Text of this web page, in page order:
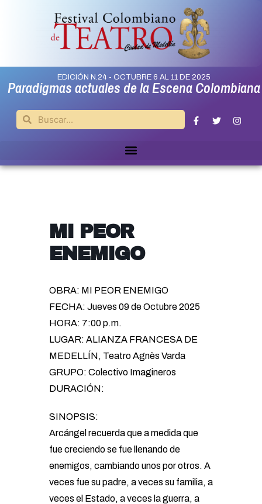
EDICIÓN N.24 - OCTUBRE 6 AL 11 DE 2025
Paradigmas actuales de la Escena Colombiana
MI PEOR
ENEMIGO
OBRA: MI PEOR ENEMIGO
FECHA: Jueves 09 de Octubre 2025
HORA: 7:00 p.m.
LUGAR: ALIANZA FRANCESA DE
MEDELLÍN, Teatro Agnès Varda
GRUPO: Colectivo Imagineros
DURACIÓN:
SINOPSIS:
Arcángel recuerda que a medida que
fue creciendo se fue llenando de
enemigos, cambiando unos por otros. A
veces fue su padre, a veces su familia, a
veces el Estado, a veces la guerra, a